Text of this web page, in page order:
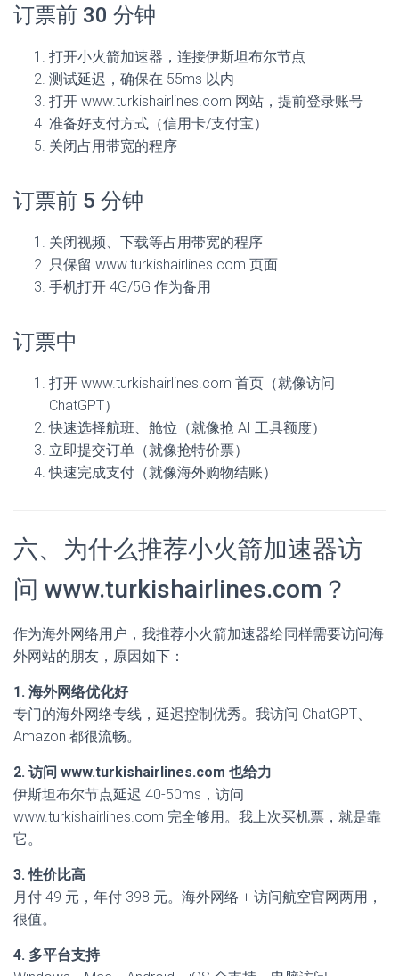
订票前 30 分钟
打开小火箭加速器，连接伊斯坦布尔节点
测试延迟，确保在 55ms 以内
打开 www.turkishairlines.com 网站，提前登录账号
准备好支付方式（信用卡/支付宝）
关闭占用带宽的程序
订票前 5 分钟
关闭视频、下载等占用带宽的程序
只保留 www.turkishairlines.com 页面
手机打开 4G/5G 作为备用
订票中
打开 www.turkishairlines.com 首页（就像访问
ChatGPT）
快速选择航班、舱位（就像抢 AI 工具额度）
立即提交订单（就像抢特价票）
快速完成支付（就像海外购物结账）
六、为什么推荐小火箭加速器访
问 www.turkishairlines.com？
作为海外网络用户，我推荐小火箭加速器给同样需要访问海
外网站的朋友，原因如下：
1. 海外网络优化好
专门的海外网络专线，延迟控制优秀。我访问 ChatGPT、
Amazon 都很流畅。
2. 访问 www.turkishairlines.com 也给力
伊斯坦布尔节点延迟 40-50ms，访问
www.turkishairlines.com 完全够用。我上次买机票，就是靠
它。
3. 性价比高
月付 49 元，年付 398 元。海外网络 + 访问航空官网两用，
很值。
4. 多平台支持